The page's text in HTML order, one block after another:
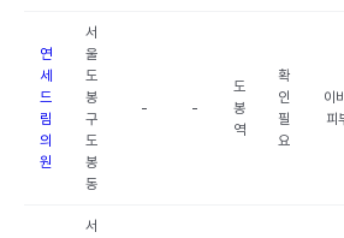
연
세
드
림
의
원
서
울
도
봉
구
도
봉
동
- -
도
봉
역
확
인
필
요
이
피
서